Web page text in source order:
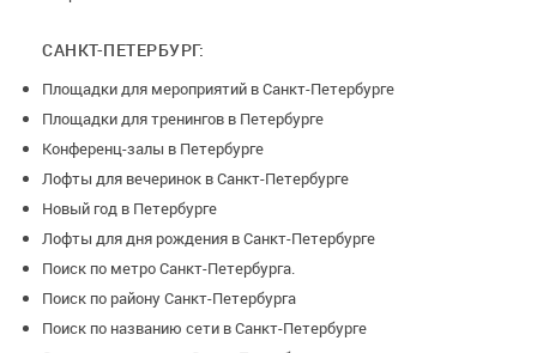
САНКТ-ПЕТЕРБУРГ:
Площадки для мероприятий в Санкт-Петербурге
Площадки для тренингов в Петербурге
Конференц-залы в Петербурге
Лофты для вечеринок в Санкт-Петербурге
Новый год в Петербурге
Лофты для дня рождения в Санкт-Петербурге
Поиск по метро Санкт-Петербурга.
Поиск по району Санкт-Петербурга
Поиск по названию сети в Санкт-Петербурге